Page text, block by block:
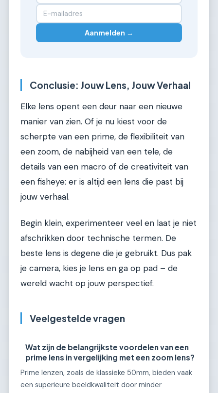
Aanmelden →
Conclusie: Jouw Lens, Jouw Verhaal
Elke lens opent een deur naar een nieuwe
manier van zien. Of je nu kiest voor de
scherpte van een prime, de flexibiliteit van
een zoom, de nabijheid van een tele, de
details van een macro of de creativiteit van
een fisheye: er is altijd een lens die past bij
jouw verhaal.
Begin klein, experimenteer veel en laat je niet
afschrikken door technische termen. De
beste lens is degene die je gebruikt. Dus pak
je camera, kies je lens en ga op pad – de
wereld wacht op jouw perspectief.
Veelgestelde vragen
Wat zijn de belangrijkste voordelen van een
prime lens in vergelijking met een zoom lens?
Prime lenzen, zoals de klassieke 50mm, bieden vaak
een superieure beeldkwaliteit door minder